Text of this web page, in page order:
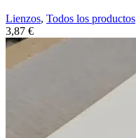
Lienzos, Todos los productos
3,87 €